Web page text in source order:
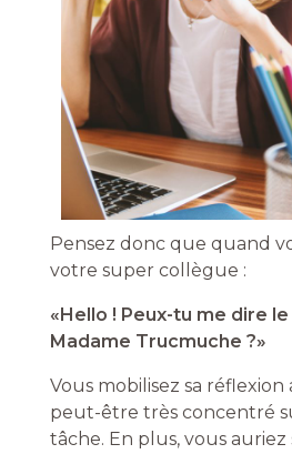
Pensez donc que quand
votre super collègue :
«Hello ! Peux-tu me dire
Madame Trucmuche ?»
Vous mobilisez sa réflexion
peut-être très concentré
tâche. En plus, vous